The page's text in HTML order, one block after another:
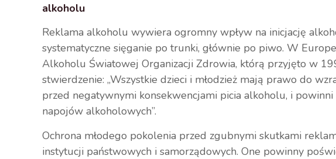
alkoholu
Reklama alkoholu wywiera ogromny wpływ na inicjację
systematyczne sięganie po trunki, głównie po piwo. W
Alkoholu Światowej Organizacji Zdrowia, którą przyjęto w
stwierdzenie: „Wszystkie dzieci i młodzież mają prawo do
przed negatywnymi konsekwencjami picia alkoholu, i
napojów alkoholowych”.
Ochrona młodego pokolenia przed zgubnymi skutkami
instytucji państwowych i samorządowych. One powinny